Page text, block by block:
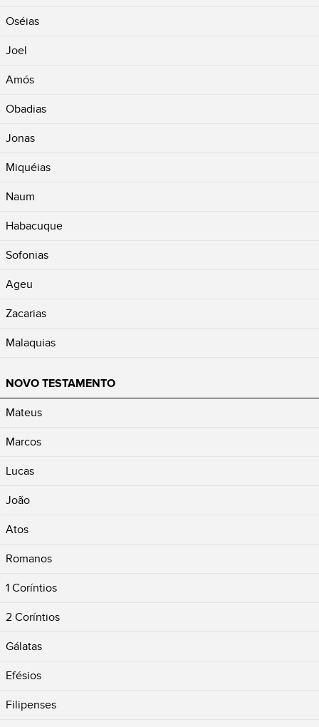
Oséias
Joel
Amós
Obadias
Jonas
Miquéias
Naum
Habacuque
Sofonias
Ageu
Zacarias
Malaquias
NOVO TESTAMENTO
Mateus
Marcos
Lucas
João
Atos
Romanos
1 Coríntios
2 Coríntios
Gálatas
Efésios
Filipenses